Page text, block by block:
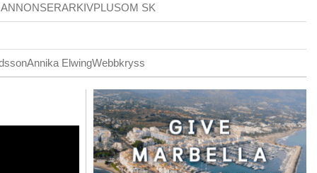
ARKIVPLUSOM SK
Annika ElwingWebbkryss